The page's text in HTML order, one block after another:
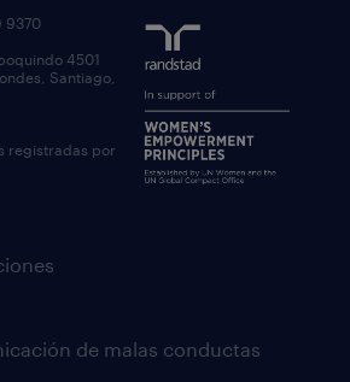
de malas conductas
9370
4501
Santiago,
registradas por